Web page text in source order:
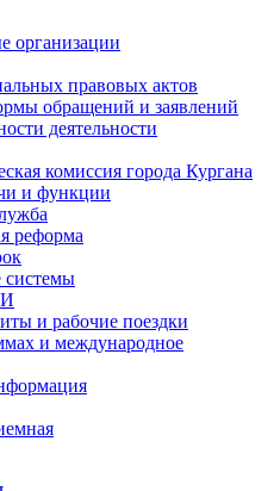
организации
правовых актов
обращений и заявлений
деятельности
комиссия города Кургана
и функции
реформа
и рабочие поездки
и международное